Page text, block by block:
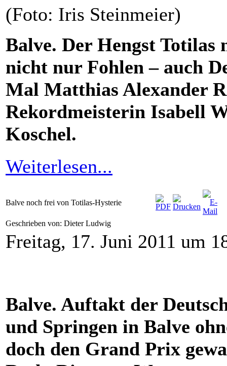
(Foto: Iris Steinmeier)
Balve. Der Hengst Totilas
nicht nur Fohlen – auch
Mal Matthias Alexander
Rekordmeisterin Isabell
Koschel.
Weiterlesen...
Balve noch frei von Totilas-Hysterie
Geschrieben von: Dieter Ludwig
Freitag, 17. Juni 2011 um
Balve. Auftakt der
und Springen in Balve
doch den Grand Prix